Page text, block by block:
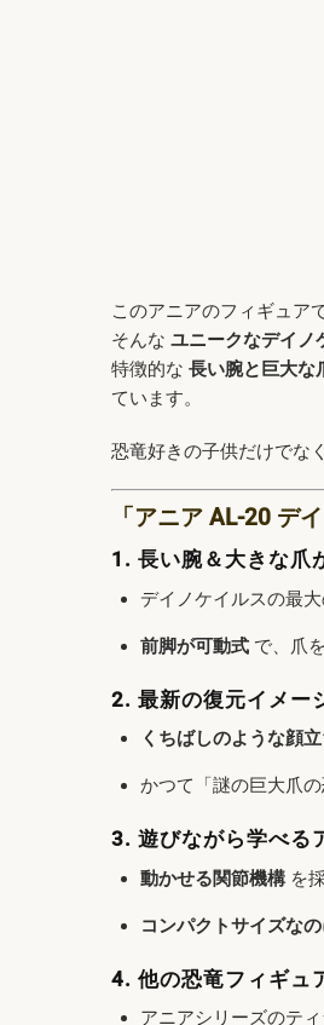
このアニアのフィギュアで
そんな ユニークなデイノ
特徴的な 長い腕と巨大な
ています。
恐竜好きの子供だけでな
「アニア AL-20 デ
1. 長い腕＆大きな爪
デイノケイルスの最
前脚が可動式 で、爪
2. 最新の復元イメー
くちばしのような顔
かつて「謎の巨大爪
3. 遊びながら学べる
動かせる関節機構 を
コンパクトサイズな
4. 他の恐竜フィギュ
アニアシリーズのテ